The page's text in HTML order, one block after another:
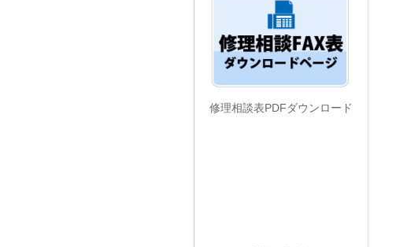
修理相談表PDFダウンロード